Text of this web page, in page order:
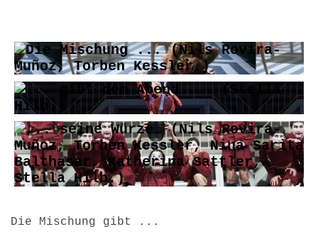
Die Mischung gibt ...